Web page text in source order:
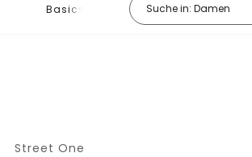
Basics
Street One